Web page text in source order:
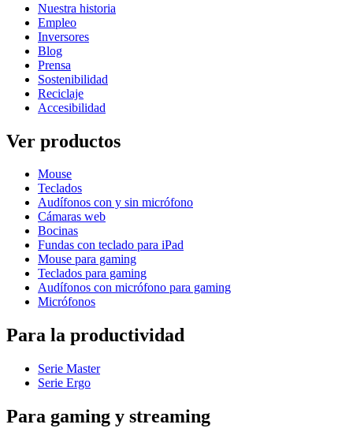
Nuestra historia
Empleo
Inversores
Blog
Prensa
Sostenibilidad
Reciclaje
Accesibilidad
Ver productos
Mouse
Teclados
Audífonos con y sin micrófono
Cámaras web
Bocinas
Fundas con teclado para iPad
Mouse para gaming
Teclados para gaming
Audífonos con micrófono para gaming
Micrófonos
Para la productividad
Serie Master
Serie Ergo
Para gaming y streaming